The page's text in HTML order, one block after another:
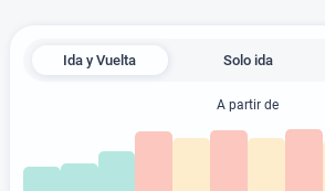
Ida y Vuelta Solo ida
A partir de